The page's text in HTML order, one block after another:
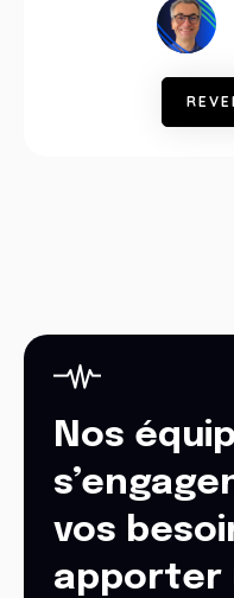
RE VE
Nos
vos
apporter